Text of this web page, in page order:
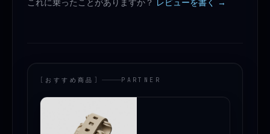
これに乗ったことがありますか？ レビューを書く →
[ おすすめ商品 ] PARTNER